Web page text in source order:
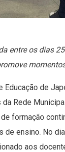
entre os dias
Educação de
Rede
formação
de ensino. No
aos